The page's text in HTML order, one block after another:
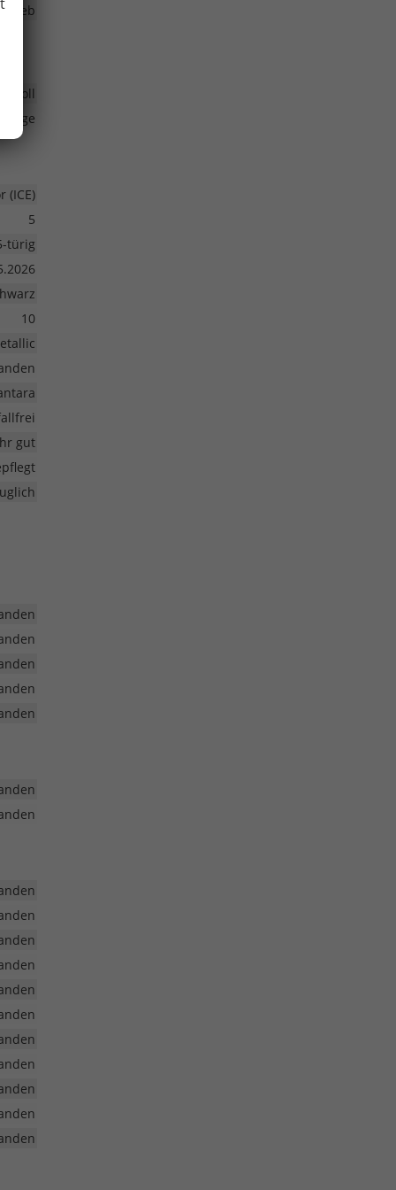
18 Zoll
(ICE)
5
türig
10
gut